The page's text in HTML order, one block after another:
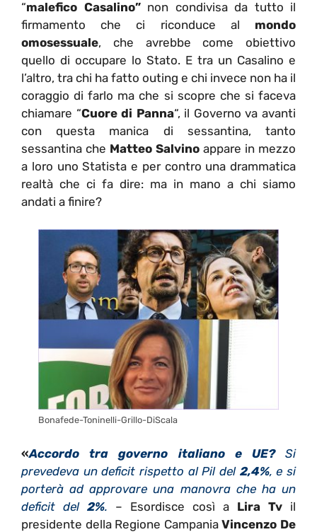
“malefico Casalino”non condivisa da tutto il
firmamento che ci riconduce al mondo
omosessuale, che avrebbe come obiettivo
quello di occupare lo Stato. E tra un Casalino e
l’altro, tra chi ha fatto outing e chi invece non ha il
coraggio di farlo ma che si scopre che si faceva
chiamare “Cuore di Panna“, il Governo va avanti
con questa manica di sessantina, tanto
sessantina che Matteo Salvino appare in mezzo
a loro uno Statista e per contro una drammatica
realtà che ci fa dire: ma in mano a chi siamo
andati a finire?
Bonafede-Toninelli-Grillo-DiScala
«Accordo tra governo italiano e UE? Si
prevedeva un deficit rispetto al Pil del2,4%, e si
porterà ad approvare una manovra che ha un
deficit del 2%. – Esordisce così a Lira Tv il
presidente della Regione CampaniaVincenzo De